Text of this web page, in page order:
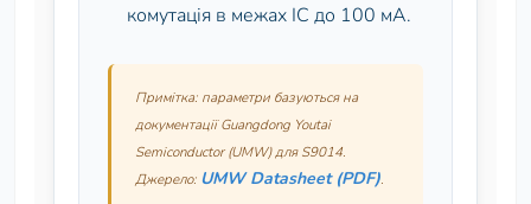
комутація в межах IC до 100 мА.
Примітка: параметри базуються на
документації Guangdong Youtai
Semiconductor (UMW) для S9014.
Джерело: UMW Datasheet (PDF).